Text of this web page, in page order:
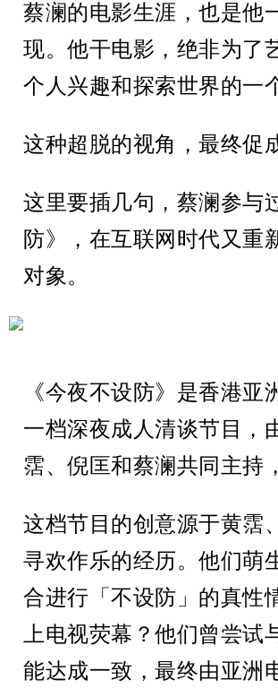
蔡澜的电影生涯，也是他
现。他干电影，绝非为了
个人兴趣和探索世界的一
这种超脱的视角，最终促
这里要插几句，蔡澜参与
防》，在互联网时代又重
对象。
《今夜不设防》是香港亚
一档深夜成人清谈节目，
霑、倪匡和蔡澜共同主持
这档节目的创意源于黄霑
寻欢作乐的经历。他们萌
合进行「不设防」的真性
上电视荧幕？他们曾尝
能达成一致，最终由亚洲